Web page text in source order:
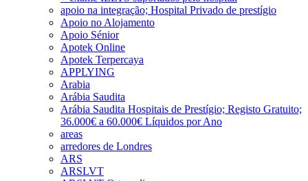
apoio na integração; Hospital Privado de prestígio
Apoio no Alojamento
Apoio Sénior
Apotek Online
Apotek Terpercaya
APPLYING
Arabia
Arábia Saudita
Arábia Saudita Hospitais de Prestígio; Registo Gratuito;
36.000€ a 60.000€ Líquidos por Ano
areas
arredores de Londres
ARS
ARSLVT